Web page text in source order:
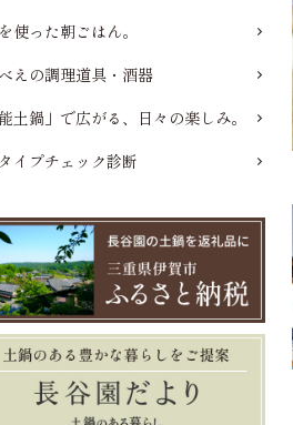
使った朝ごはん。
えの調理道具・酒器
能土鍋」で広がる、日々の楽しみ。
イプチェック診断